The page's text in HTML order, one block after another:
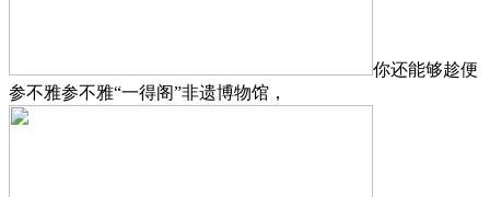
你还能够趁便
参不雅参不雅“一得阁”非遗博物馆，